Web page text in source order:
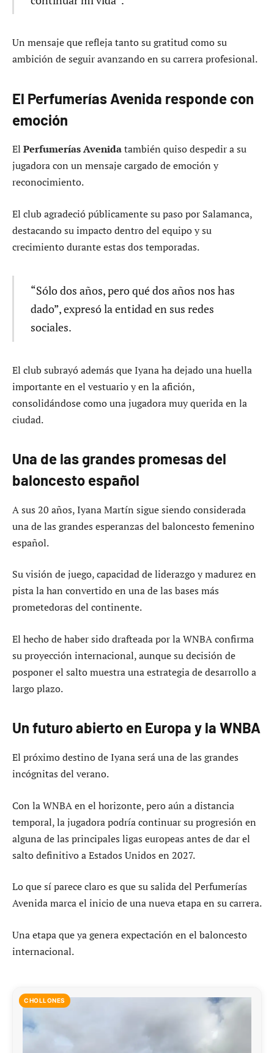
Un mensaje que refleja tanto su gratitud como su
ambición de seguir avanzando en su carrera profesional.
El Perfumerías Avenida responde con
emoción
El Perfumerías Avenidatambién quiso despedir a su
jugadora con un mensaje cargado de emoción y
reconocimiento.
El club agradeció públicamente su paso por Salamanca,
destacando su impacto dentro del equipo y su
crecimiento durante estas dos temporadas.
“Sólo dos años, pero qué dos años nos has
dado”, expresó la entidad en sus redes
sociales.
El club subrayó además que Iyana ha dejado una huella
importante en el vestuario y en la afición,
consolidándose como una jugadora muy querida en la
ciudad.
Una de las grandes promesas del
baloncesto español
A sus 20 años, Iyana Martín sigue siendo considerada
una de las grandes esperanzas del baloncesto femenino
español.
Su visión de juego, capacidad de liderazgo y madurez en
pista la han convertido en una de las bases más
prometedoras del continente.
El hecho de haber sido drafteada por la WNBA confirma
su proyección internacional, aunque su decisión de
posponer el salto muestra una estrategia de desarrollo a
largo plazo.
Un futuro abierto en Europa y la WNBA
El próximo destino de Iyana será una de las grandes
incógnitas del verano.
Con la WNBA en el horizonte, pero aún a distancia
temporal, la jugadora podría continuar su progresión en
alguna de las principales ligas europeas antes de dar el
salto definitivo a Estados Unidos en 2027.
Lo que sí parece claro es que su salida del Perfumerías
Avenida marca el inicio de una nueva etapa en su carrera.
Una etapa que ya genera expectación en el baloncesto
internacional.
CHOLLONES